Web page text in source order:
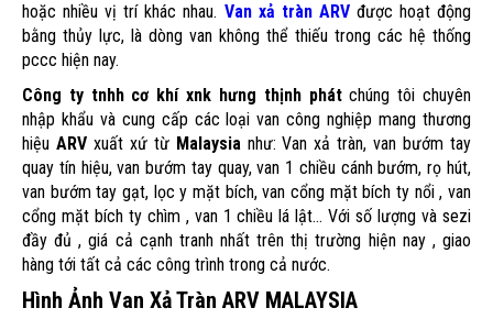
hoặc nhiều vị trí khác nhau. Van xả tràn ARVđược hoạt động
bằng thủy lực, là dòng van không thể thiếu trong các hệ thống
pccc hiện nay.
Công ty tnhh cơ khí xnk hưng thịnh phátchúng tôi chuyên
nhập khẩu và cung cấp các loại van công nghiệp mang thương
hiệu ARVxuất xứ từ Malaysianhư: Van xả tràn, van bướm tay
quay tín hiệu, van bướm tay quay, van 1 chiều cánh bướm, rọ hút,
van bướm tay gạt, lọc y mặt bích, van cổng mặt bích ty nổi , van
cổng mặt bích ty chìm , van 1 chiều lá lật... Với số lượng và sezi
đầy đủ , giá cả cạnh tranh nhất trên thị trường hiện nay , giao
hàng tới tất cả các công trình trong cả nước.
Hình Ảnh Van Xả Tràn ARV MALAYSIA